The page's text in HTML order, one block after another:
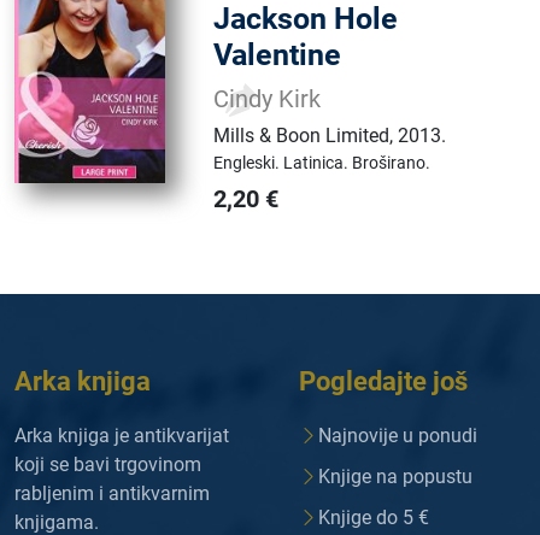
Jackson Hole
Valentine
Cindy Kirk
Mills & Boon Limited,2013.
Engleski. Latinica. Broširano.
2,20 €
Arka knjiga
Arka knjiga je antikvarijat
koji se bavi trgovinom
rabljenim i antikvarnim
knjigama.
Pogledajte još
Najnovije u ponudi
Knjige na popustu
Knjige do 5 €